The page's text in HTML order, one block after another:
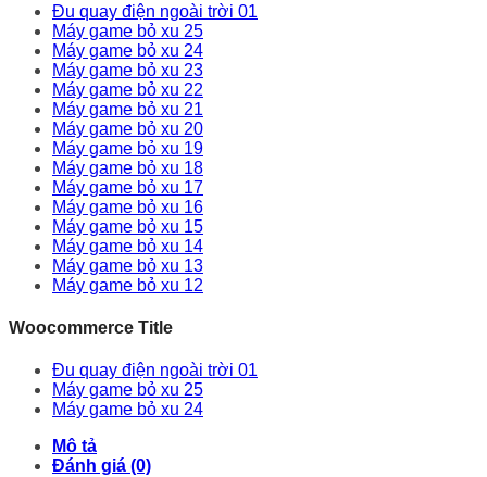
Đu quay điện ngoài trời 01
Máy game bỏ xu 25
Máy game bỏ xu 24
Máy game bỏ xu 23
Máy game bỏ xu 22
Máy game bỏ xu 21
Máy game bỏ xu 20
Máy game bỏ xu 19
Máy game bỏ xu 18
Máy game bỏ xu 17
Máy game bỏ xu 16
Máy game bỏ xu 15
Máy game bỏ xu 14
Máy game bỏ xu 13
Máy game bỏ xu 12
Woocommerce Title
Đu quay điện ngoài trời 01
Máy game bỏ xu 25
Máy game bỏ xu 24
Mô tả
Đánh giá (0)